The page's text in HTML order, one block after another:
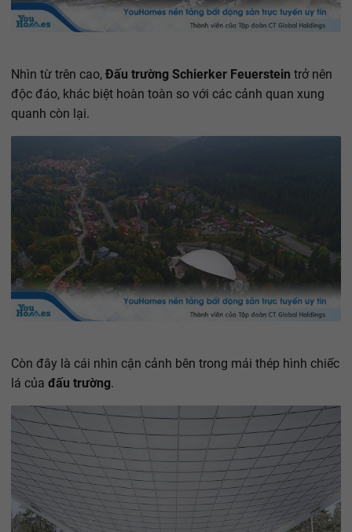
Nhìn từ trên cao, Đấu trường Schierker Feuerstein trở nên
độc đáo, khác biệt hoàn toàn so với các cảnh quan xung
quanh còn lại.
Còn đây là cái nhìn cận cảnh bên trong mái thép hình chiếc
lá của đấu trường.